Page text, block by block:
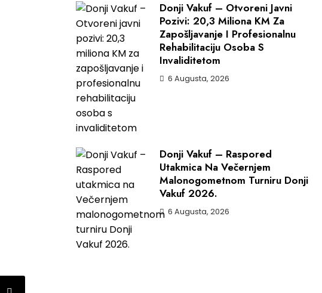
Donji Vakuf – Otvoreni Javni
Pozivi: 20,3 Miliona KM Za
Zapošljavanje I Profesionalnu
Rehabilitaciju Osoba S
Invaliditetom
6 Augusta, 2026
Donji Vakuf – Raspored
Utakmica Na Večernjem
Malonogometnom Turniru Donji
Vakuf 2026.
6 Augusta, 2026